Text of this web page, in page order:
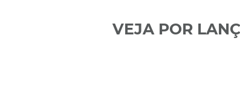
VEJA POR